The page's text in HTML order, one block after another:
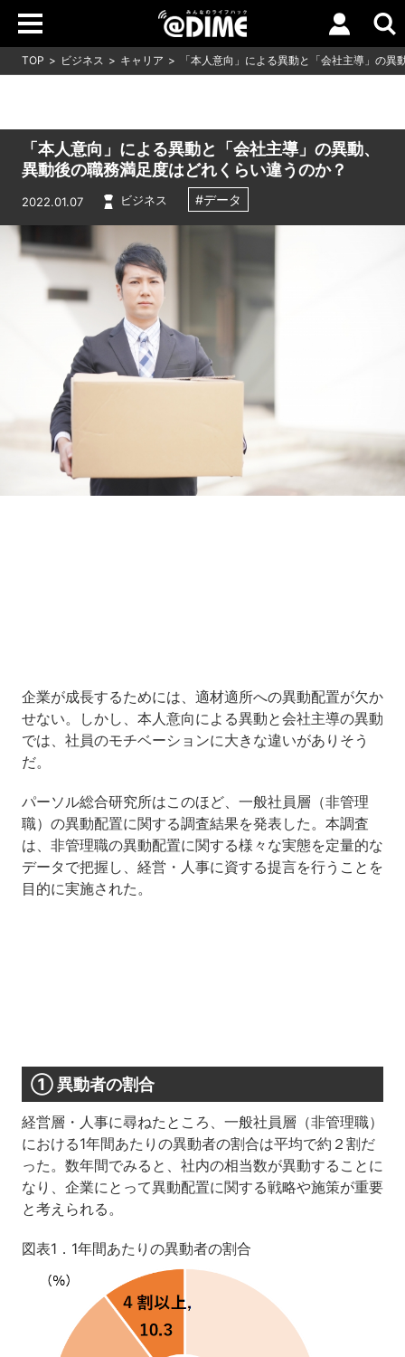
TOP ビジネス キャリア 「本人意向」による異動と「会社主導」の
「本人意向」による異動と「会社主導」の異動、
異動後の職務満足度はどれくらい違うのか？
2022.01.07 ビジネス #データ
企業が成長するためには、適材適所への異動配置が欠か
せない。しかし、本人意向による異動と会社主導の異動
では、社員のモチベーションに大きな違いがありそう
だ。
パーソル総合研究所はこのほど、一般社員層（非管理
職）の異動配置に関する調査結果を発表した。本調査
は、非管理職の異動配置に関する様々な実態を定量的な
データで把握し、経営・人事に資する提言を行うことを
目的に実施された。
① 異動者の割合
経営層・人事に尋ねたところ、一般社員層（非管理職）
における1年間あたりの異動者の割合は平均で約２割だ
った。数年間でみると、社内の相当数が異動することに
なり、企業にとって異動配置に関する戦略や施策が重要
と考えられる。
図表1．1年間あたりの異動者の割合